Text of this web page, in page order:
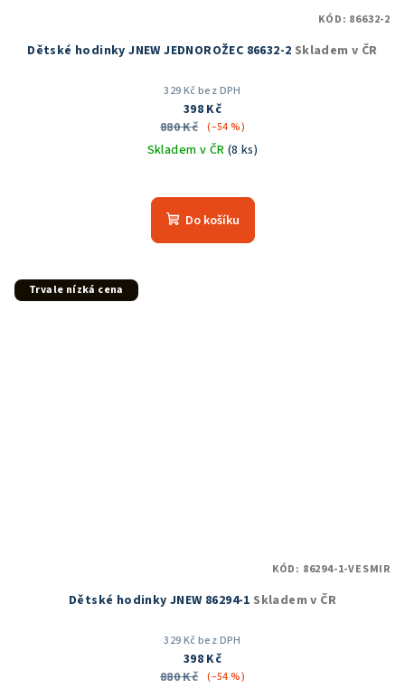
Dětské hodinky JNEW JEDNOROŽEC 86632-2 Skladem v ČR
329 Kč bez DPH
398 Kč
880 Kč (–54 %)
Skladem v ČR (8 ks)
hodnocení
produktu
Do košíku
KÓD: 86632-2
Trvale nízká cena
Dětské hodinky JNEW 86294-1 Skladem v ČR
329 Kč bez DPH
398 Kč
880 Kč (–54 %)
KÓD: 86294-1-VESMIR